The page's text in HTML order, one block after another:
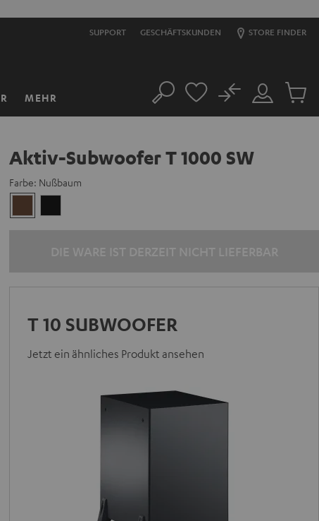
SUPPORT GESCHÄFTSKUNDEN STORE FINDER
MEHR Suche
Mein
Konto
No
Artikel
Aktiv-Subwoofer T 1000 SW
Farbe: Nußbaum
T 10 SUBWOOFER
Jetzt ein ähnliches Produkt ansehen